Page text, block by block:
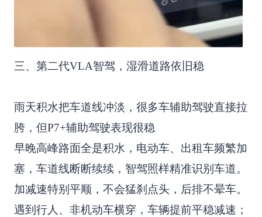
三、第二代VLA智驾，湿滑道路依旧稳
雨天积水把车道线冲淡，很多车辅助驾驶直接拉
胯，但P7+辅助驾驶表现很稳
早晚高峰路面全是积水，电动车、出租车频繁加
塞，车道线断断续续，智驾照样精准识别车道。
加减速特别平顺，不会猛刹点头，后排不晕车。
遇到行人、非机动车横穿，车辆提前平稳减速；